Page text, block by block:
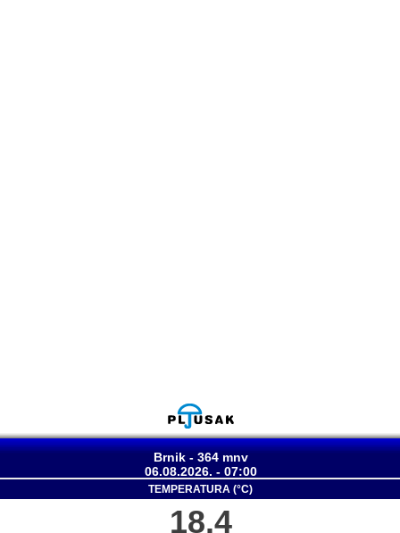
Brnik - 364 mnv
06.08.2026. - 07:00
TEMPERATURA (°C)
18.4